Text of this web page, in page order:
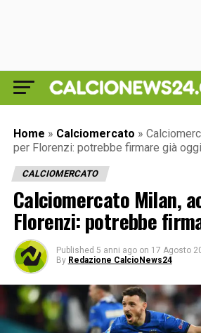
Home » Calciomercato »
per Florenzi: potrebbe firmare già oggi
CALCIOMERCATO
Calciomercato Milan,
Florenzi: potrebbe
Published 5 anni ago on 17 Agosto
By Redazione CalcioNews24